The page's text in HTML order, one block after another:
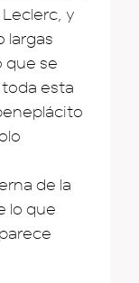
y
largas
que se
esta
de la
lo que